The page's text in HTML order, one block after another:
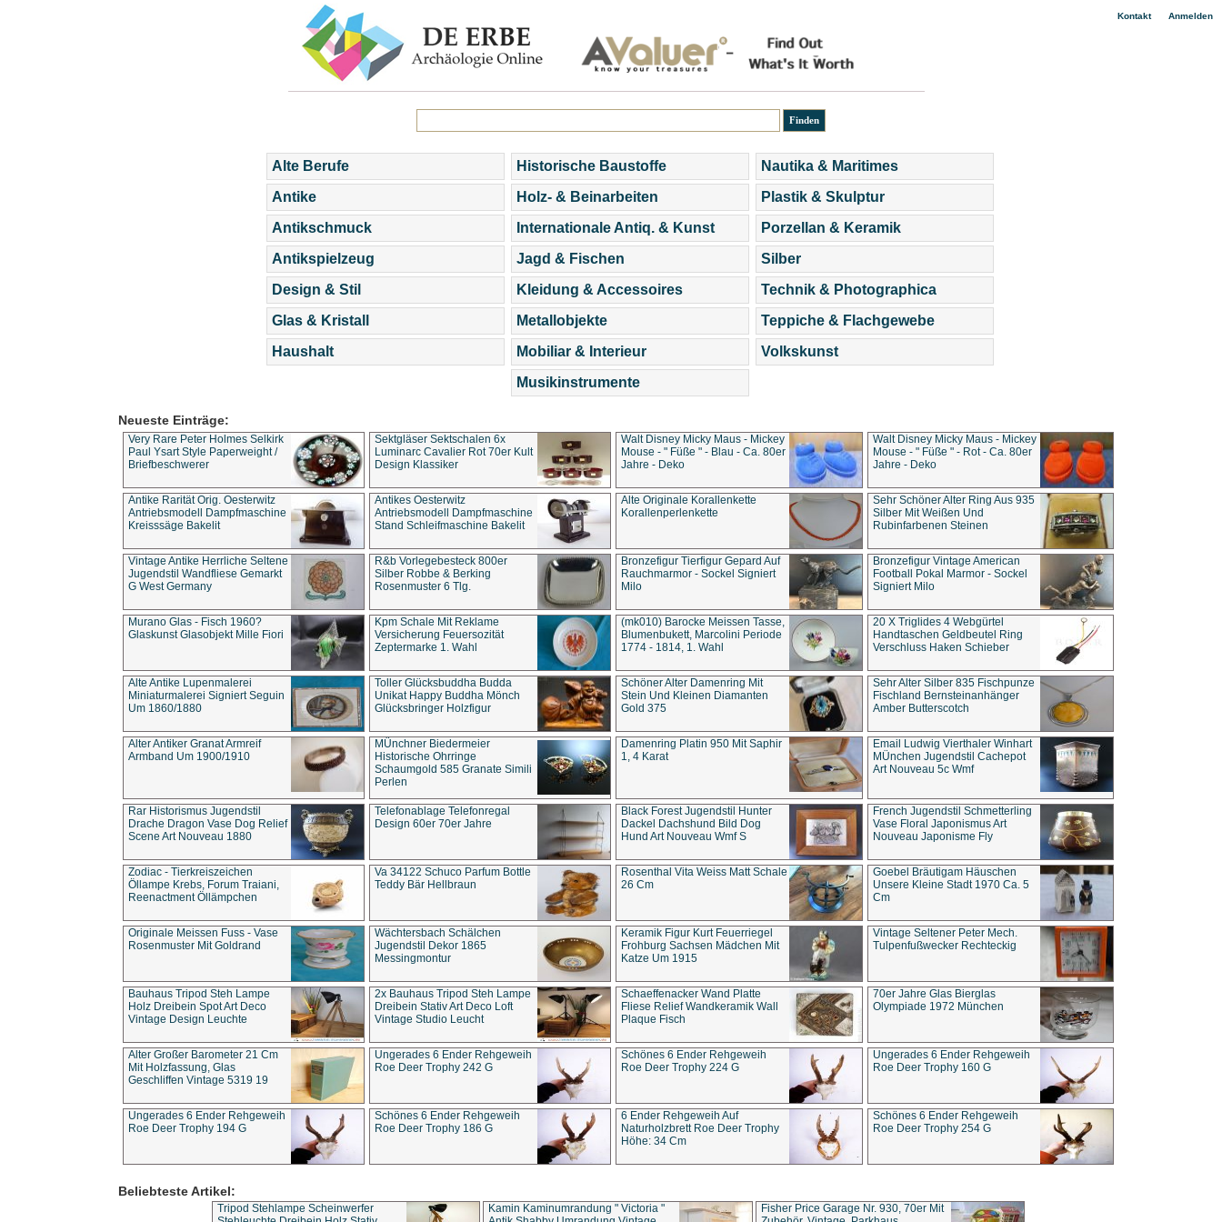
Kontakt| Anmelden
Alte Berufe
Antike
Antikschmuck
Antikspielzeug
Design & Stil
Glas & Kristall
Haushalt
Historische Baustoffe
Holz- & Beinarbeiten
Internationale Antiq. & Kunst
Jagd & Fischen
Kleidung & Accessoires
Metallobjekte
Mobiliar & Interieur
Musikinstrumente
Nautika & Maritimes
Plastik & Skulptur
Porzellan & Keramik
Silber
Technik & Photographica
Teppiche & Flachgewebe
Volkskunst
Neueste Einträge:
Very Rare Peter Holmes Selkirk
Paul Ysart Style Paperweight /
Briefbeschwerer
Sektgläser Sektschalen 6x
Luminarc Cavalier Rot 70er Kult
Design Klassiker
Walt Disney Micky Maus - Mickey
Mouse - " Füße " - Blau - Ca. 80er
Jahre - Deko
Walt Disney Micky Maus - Mickey
Mouse - " Füße " - Rot - Ca. 80er
Jahre - Deko
Antike Rarität Orig. Oesterwitz
Antriebsmodell Dampfmaschine
Kreisssäge Bakelit
Antikes Oesterwitz
Antriebsmodell Dampfmaschine
Stand Schleifmaschine Bakelit
Alte Originale Korallenkette
Korallenperlenkette
Sehr Schöner Alter Ring Aus 935
Silber Mit Weißen Und
Rubinfarbenen Steinen
Vintage Antike Herrliche Seltene
Jugendstil Wandfliese Gemarkt
G West Germany
R&b Vorlegebesteck 800er
Silber Robbe & Berking
Rosenmuster 6 Tlg.
Bronzefigur Tierfigur Gepard Auf
Rauchmarmor - Sockel Signiert
Milo
Bronzefigur Vintage American
Football Pokal Marmor - Sockel
Signiert Milo
Murano Glas - Fisch 1960?
Glaskunst Glasobjekt Mille Fiori
Kpm Schale Mit Reklame
Versicherung Feuersozität
Zeptermarke 1. Wahl
(mk010) Barocke Meissen Tasse,
Blumenbukett, Marcolini Periode
1774 - 1814, 1. Wahl
20 X Triglides 4 Webgürtel
Handtaschen Geldbeutel Ring
Verschluss Haken Schieber
Alte Antike Lupenmalerei
Miniaturmalerei Signiert Seguin
Um 1860/1880
Toller Glücksbuddha Budda
Unikat Happy Buddha Mönch
Glücksbringer Holzfigur
Schöner Alter Damenring Mit
Stein Und Kleinen Diamanten
Gold 375
Sehr Alter Silber 835 Fischpunze
Fischland Bernsteinanhänger
Amber Butterscotch
Alter Antiker Granat Armreif
Armband Um 1900/1910
MÜnchner Biedermeier
Historische Ohrringe
Schaumgold 585 Granate Simili
Perlen
Damenring Platin 950 Mit Saphir
1, 4 Karat
Email Ludwig Vierthaler Winhart
MÜnchen Jugendstil Cachepot
Art Nouveau 5c Wmf
Rar Historismus Jugendstil
Drache Dragon Vase Dog Relief
Scene Art Nouveau 1880
Telefonablage Telefonregal
Design 60er 70er Jahre
Black Forest Jugendstil Hunter
Dackel Dachshund Bild Dog
Hund Art Nouveau Wmf S
French Jugendstil Schmetterling
Vase Floral Japonismus Art
Nouveau Japonisme Fly
Zodiac - Tierkreiszeichen
Öllampe Krebs, Forum Traiani,
Reenactment Öllämpchen
Va 34122 Schuco Parfum Bottle
Teddy Bär Hellbraun
Rosenthal Vita Weiss Matt Schale
26 Cm
Goebel Bräutigam Häuschen
Unsere Kleine Stadt 1970 Ca. 5
Cm
Originale Meissen Fuss - Vase
Rosenmuster Mit Goldrand
Wächtersbach Schälchen
Jugendstil Dekor 1865
Messingmontur
Keramik Figur Kurt Feuerriegel
Frohburg Sachsen Mädchen Mit
Katze Um 1915
Vintage Seltener Peter Mech.
Tulpenfußwecker Rechteckig
Bauhaus Tripod Steh Lampe
Holz Dreibein Spot Art Deco
Vintage Design Leuchte
2x Bauhaus Tripod Steh Lampe
Dreibein Stativ Art Deco Loft
Vintage Studio Leucht
Schaeffenacker Wand Platte
Fliese Relief Wandkeramik Wall
Plaque Fisch
70er Jahre Glas Bierglas
Olympiade 1972 München
Alter Großer Barometer 21 Cm
Mit Holzfassung, Glas
Geschliffen Vintage 5319 19
Ungerades 6 Ender Rehgeweih
Roe Deer Trophy 242 G
Schönes 6 Ender Rehgeweih
Roe Deer Trophy 224 G
Ungerades 6 Ender Rehgeweih
Roe Deer Trophy 160 G
Ungerades 6 Ender Rehgeweih
Roe Deer Trophy 194 G
Schönes 6 Ender Rehgeweih
Roe Deer Trophy 186 G
6 Ender Rehgeweih Auf
Naturholzbrett Roe Deer Trophy
Höhe: 34 Cm
Schönes 6 Ender Rehgeweih
Roe Deer Trophy 254 G
Beliebteste Artikel:
Tripod Stehlampe Scheinwerfer
Kamin Kaminumrandung " Victoria "
Fisher Price Garage Nr. 930, 70er Mit